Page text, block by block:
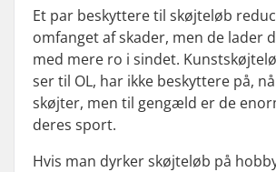
Et par beskyttere til skøjteløb
omfanget af skader, men de lader
med mere ro i sindet.
ser til OL, har ikke beskyttere på,
skøjter, men til gengæld er de
deres sport.
Hvis man dyrker skøjteløb på